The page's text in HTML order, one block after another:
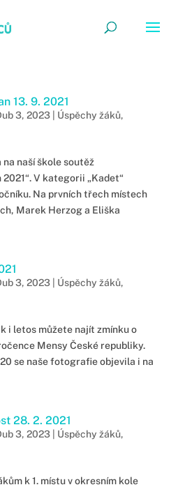
13. 9. 2021
3, 2023| Úspěchy žáků,
na naší škole soutěž
V kategorii „Kadet“
Na prvních třech místech
Marek Herzog a Eliška
3, 2023| Úspěchy žáků,
i letos můžete najít zmínku o
Mensy České republiky.
se naše fotografie objevila i na
28. 2. 2021
3, 2023| Úspěchy žáků,
k 1. místu v okresním kole